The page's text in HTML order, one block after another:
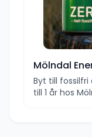
Mölndal
Byt till
till 1 år hos